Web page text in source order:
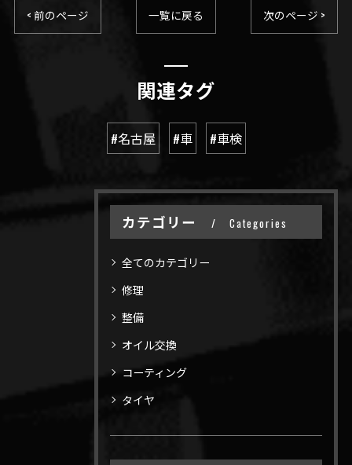
< 前のページ 一覧に戻る 次のページ >
関連タグ
#名古屋 #車 #車検
カテゴリー Categories
全てのカテゴリー
修理
整備
オイル交換
コーティング
タイヤ